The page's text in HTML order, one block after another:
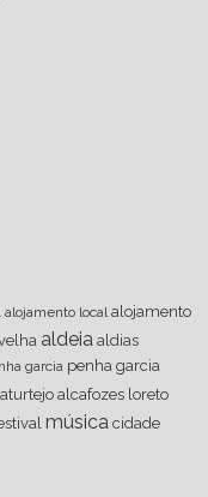
alojamento local alojamento
aldeia aldias
garcia penha garcia
alcafozes loreto
música cidade